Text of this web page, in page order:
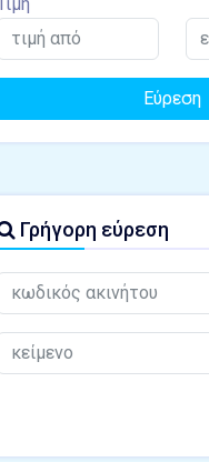
Εύρεση
Γρήγορη εύρεση